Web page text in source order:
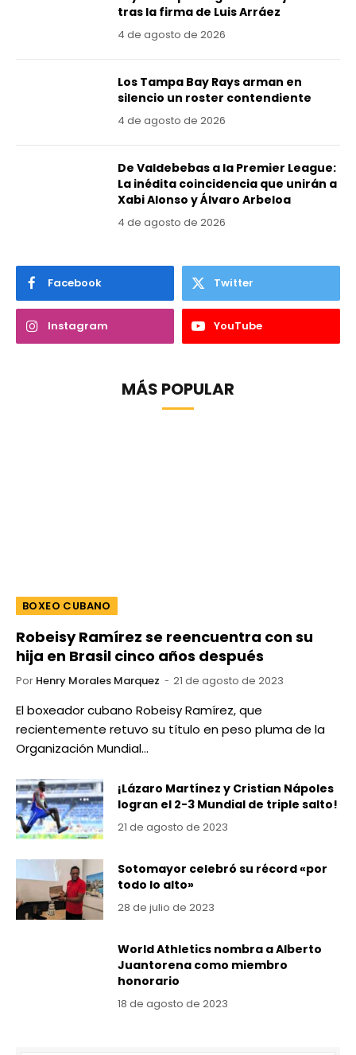
tras la firma de Luis Arráez
4 de agosto de 2026
Los Tampa Bay Rays arman en
silencio un roster contendiente
4 de agosto de 2026
De Valdebebas a la Premier League:
La inédita coincidencia que unirán a
Xabi Alonso y Álvaro Arbeloa
4 de agosto de 2026
Facebook Twitter
Instagram YouTube
MÁS POPULAR
BOXEO CUBANO
Robeisy Ramírez se reencuentra con su
hija en Brasil cinco años después
Por Henry Morales Marquez 21 de agosto de 2023
El boxeador cubano Robeisy Ramírez, que
recientemente retuvo su título en peso pluma de la
Organización Mundial…
¡Lázaro Martínez y Cristian Nápoles
logran el 2-3 Mundial de triple salto!
21 de agosto de 2023
Sotomayor celebró su récord «por
todo lo alto»
28 de julio de 2023
World Athletics nombra a Alberto
Juantorena como miembro
honorario
18 de agosto de 2023